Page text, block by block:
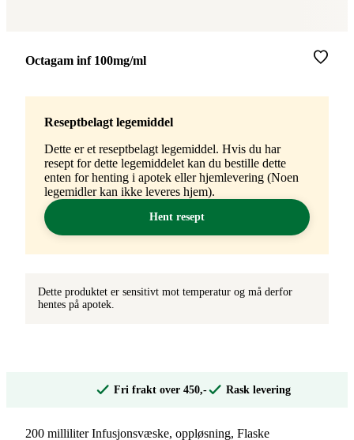
Merke:
Octagam inf 100mg/ml
Reseptbelagt legemiddel
Dette er et reseptbelagt legemiddel. Hvis du har
resept for dette legemiddelet kan du bestille dette
enten for henting i apotek eller hjemlevering (Noen
legemidler kan ikke leveres hjem).
Hent resept
Dette produktet er sensitivt mot temperatur og må derfor
hentes på apotek.
Fri frakt over 450,- Rask levering
200 milliliter Infusjonsvæske, oppløsning, Flaske